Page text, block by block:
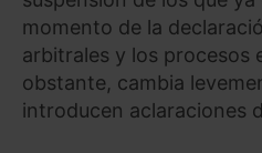
momento de la
arbitrales y los procesos
obstante, cambia
introducen aclaraciones